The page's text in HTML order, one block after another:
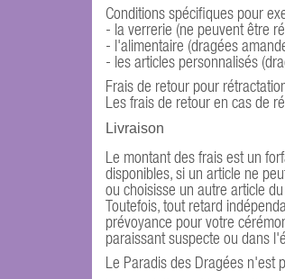
Conditions spécifiques pour
- la verrerie (ne peuvent être
- l'alimentaire (dragées
- les articles personnalisés
Frais de retour pour
Les frais de retour en cas de
Livraison
Le montant des frais est un
disponibles, si un article ne
ou choisisse un autre article
Toutefois, tout retard
prévoyance pour votre
paraissant suspecte ou dans
Le Paradis des Dragées n'est